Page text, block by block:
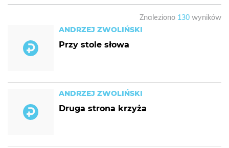
Znaleziono 130 wyników
ANDRZEJ ZWOLIŃSKI
Przy stole słowa
ANDRZEJ ZWOLIŃSKI
Druga strona krzyża